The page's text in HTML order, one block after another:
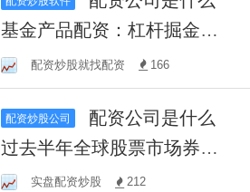
基金产品配资：杠杆掘金，
放大收益！
配资炒股就找配资 166
配资炒股公司
过去半年全球股票市场券商
股票配资的突发事件响应机
实盘配资炒股 212